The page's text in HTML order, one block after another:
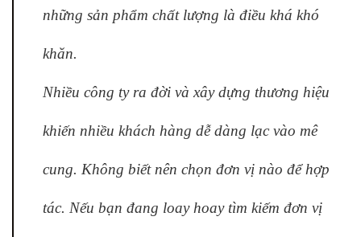
những sản phẩm chất lượng là điều khá khó
khăn.
Nhiều công ty ra đời và xây dựng thương hiệu
khiến nhiều khách hàng dễ dàng lạc vào mê
cung. Không biết nên chọn đơn vị nào để hợp
tác. Nếu bạn đang loay hoay tìm kiếm đơn vị